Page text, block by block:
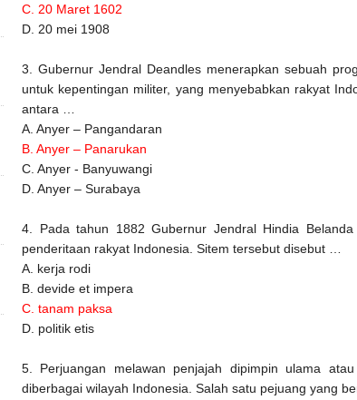
C. 20 Maret 1602
D. 20 mei 1908
3. Gubernur Jendral Deandles menerapkan sebuah
untuk kepentingan militer, yang menyebabkan rakyat
antara …
A. Anyer – Pangandaran
B. Anyer – Panarukan
C. Anyer - Banyuwangi
D. Anyer – Surabaya
4. Pada tahun 1882 Gubernur Jendral Hindia
penderitaan rakyat Indonesia. Sitem tersebut disebut …
A. kerja rodi
B. devide et impera
C. tanam paksa
D. politik etis
5. Perjuangan melawan penjajah dipimpin ulama
diberbagai wilayah Indonesia. Salah satu pejuang yang